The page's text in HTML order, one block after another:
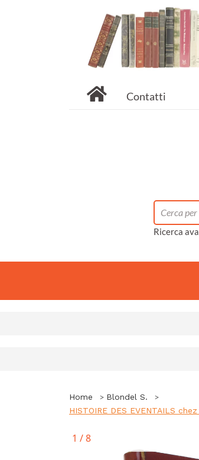
Contatti
Ricerca
Home
Blondel S.
HISTOIRE DES EVENTAILS
1 /8